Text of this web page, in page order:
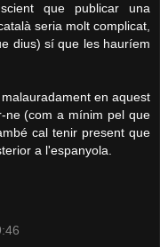
que publicar una
seria molt complicat,
dius) sí que les hauríem
malauradament en aquest
ne (com a mínim pel que
cal tenir present que
a l'espanyola.